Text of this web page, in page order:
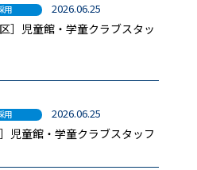
用 2026.06.25
区］児童館・学童クラブスタッ
用 2026.06.25
］児童館・学童クラブスタッフ